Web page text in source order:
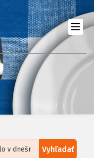
Vyhľadať